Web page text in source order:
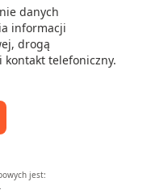
danych
informacji
drogą
telefoniczny.
jest: